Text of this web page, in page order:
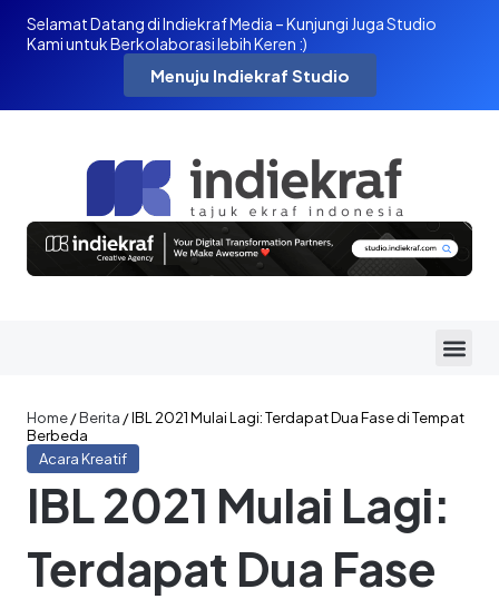
Selamat Datang di Indiekraf Media – Kunjungi Juga Studio
Kami untuk Berkolaborasi lebih Keren :)
Menuju Indiekraf Studio
Home/Berita /IBL 2021 Mulai Lagi: Terdapat Dua Fase di Tempat
Berbeda
Acara Kreatif
IBL 2021 Mulai Lagi:
Terdapat Dua Fase